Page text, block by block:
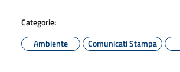
Categorie:
Ambiente
Comunicati Stampa